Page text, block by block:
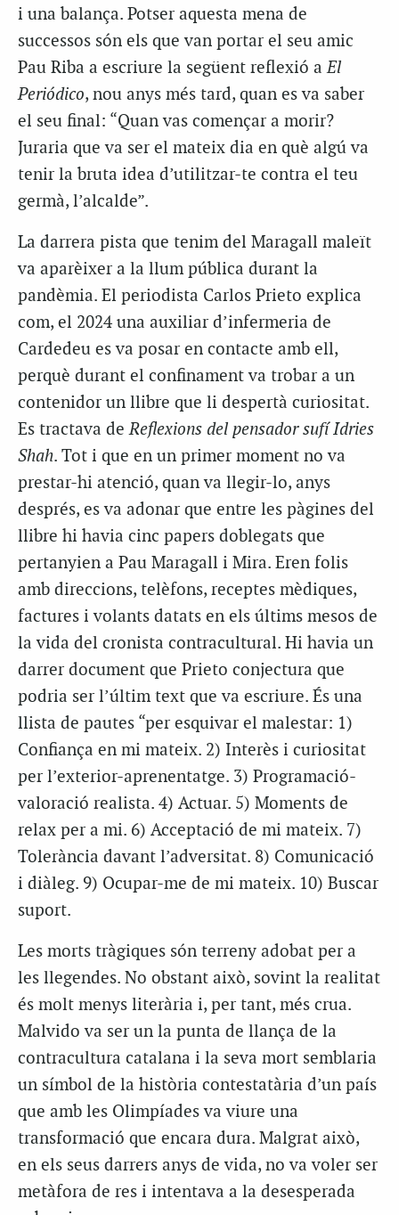
i una balança. Potser aquesta mena de
successos són els que van portar el seu amic
Pau Riba a escriure la següent reflexió aEl
Periódico, nou anys més tard, quan es va saber
el seu final: “Quan vas començar a morir?
Juraria que va ser el mateix dia en què algú va
tenir la bruta idea d’utilitzar-te contra el teu
germà, l’alcalde”.
La darrera pista que tenim del Maragall maleït
va aparèixer a la llum pública durant la
pandèmia. El periodista Carlos Prieto explica
com, el 2024 una auxiliar d’infermeria de
Cardedeu es va posar en contacte amb ell,
perquè durant el confinament va trobar a un
contenidor un llibre que li despertà curiositat.
Es tractava deReflexions del pensador sufí Idries
Shah. Tot i que en un primer moment no va
prestar-hi atenció, quan va llegir-lo, anys
després, es va adonar que entre les pàgines del
llibre hi havia cinc papers doblegats que
pertanyien a Pau Maragall i Mira. Eren folis
amb direccions, telèfons, receptes mèdiques,
factures i volants datats en els últims mesos de
la vida del cronista contracultural. Hi havia un
darrer document que Prieto conjectura que
podria ser l’últim text que va escriure. És una
llista de pautes “per esquivar el malestar: 1)
Confiança en mi mateix. 2) Interès i curiositat
per l’exterior-aprenentatge. 3) Programació-
valoració realista. 4) Actuar. 5) Moments de
relax per a mi. 6) Acceptació de mi mateix. 7)
Tolerància davant l’adversitat. 8) Comunicació
i diàleg. 9) Ocupar-me de mi mateix. 10) Buscar
suport.
Les morts tràgiques són terreny adobat per a
les llegendes. No obstant això, sovint la realitat
és molt menys literària i, per tant, més crua.
Malvido va ser un la punta de llança de la
contracultura catalana i la seva mort semblaria
un símbol de la història contestatària d’un país
que amb les Olimpíades va viure una
transformació que encara dura. Malgrat això,
en els seus darrers anys de vida, no va voler ser
metàfora de res i intentava a la desesperada